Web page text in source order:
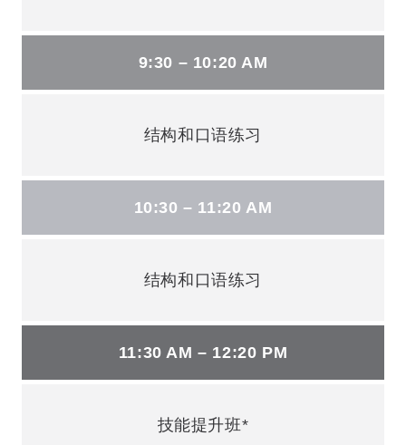
9:30 – 10:20 AM
结构和口语练习
10:30 – 11:20 AM
结构和口语练习
11:30 AM – 12:20 PM
技能提升班*